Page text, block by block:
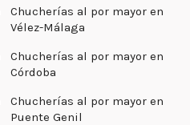
Chucherías al por mayor en
Vélez-Málaga
Chucherías al por mayor en
Córdoba
Chucherías al por mayor en
Puente Genil